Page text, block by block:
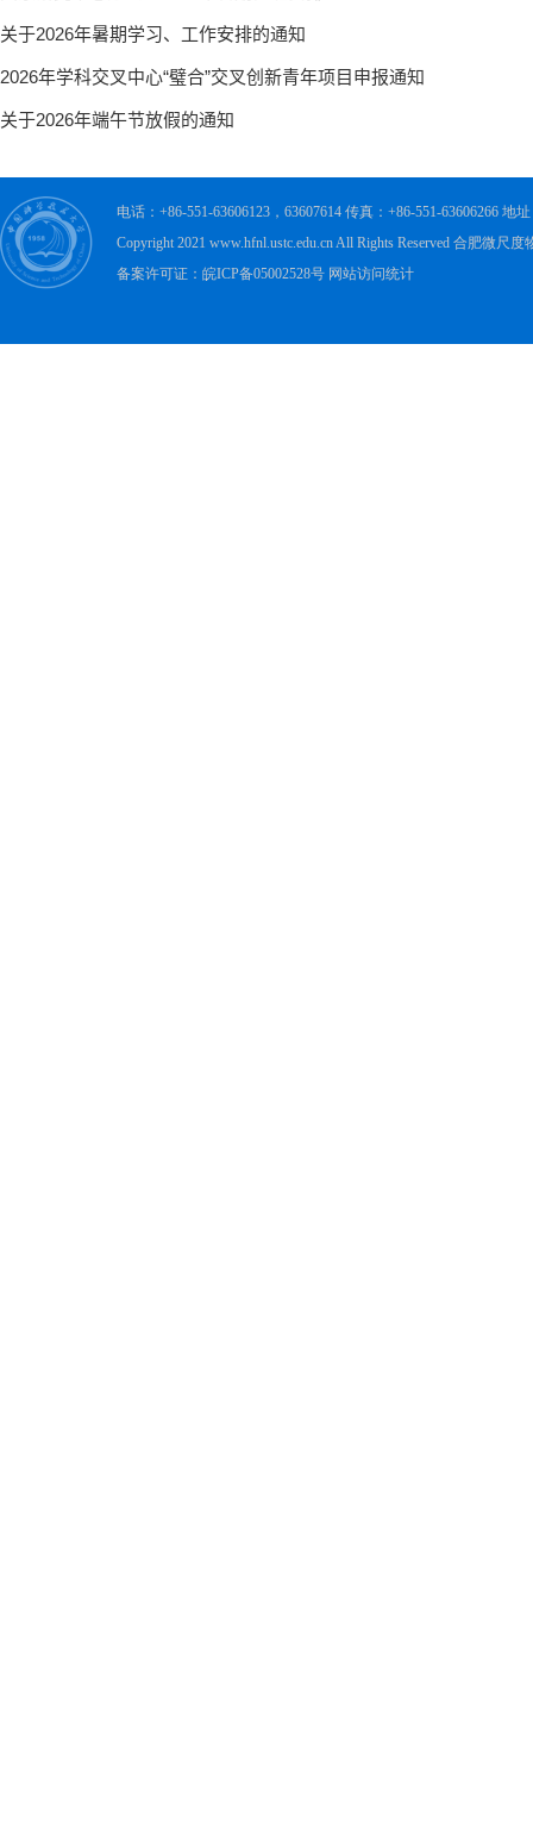
电话：+86-551-63606123，63607614 传真：+86-551-63606266 地
Copyright 2021 www.hfnl.ustc.edu.cn All Rights Reserved 合肥微尺
备案许可证：皖ICP备05002528号 网站访问统计